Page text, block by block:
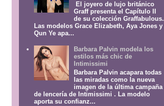
El joyero de lujo británico
Graff presenta el Capítulo II
de su colección Graffabulous.
Las modelos Grace Elizabeth, Aya Jones y
Qun Ye apa...
Barbara Palvin modela los
estilos más chic de
Intimissimi
Barbara Palvin acapara todas
las miradas como la nueva
imagen de la última campaña
de lencería de Intimissimi . La modelo
aporta su confianz...